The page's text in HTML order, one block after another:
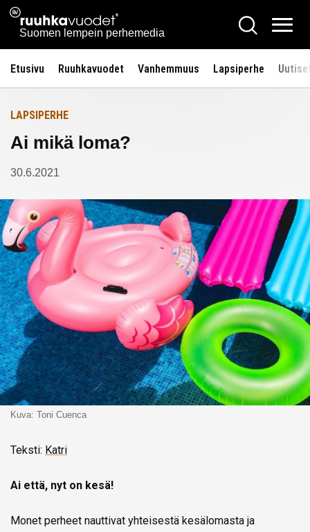
Siirry
sisältöön
Ruuhkavuodet.fi
Suomen lempein perhemedia
Hae
Etusivu Ruuhkavuodet Vanhemmuus Lapsiperhe
Etusivulle
LAPSIPERHE
Ai mikä loma?
30.6.2021
Kuva: Toni Cuenca
Teksti: Katri
Ai että, nyt on kesä!
Monet perheet nauttivat yhteisestä kesälomasta ja